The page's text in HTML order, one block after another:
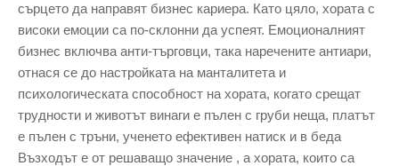
сърцето да направят бизнес кариера. Като цяло, хората с
високи емоции са по-склонни да успеят. Емоционалният
бизнес включва анти-търговци, така наречените антиари,
отнася се до настройката на манталитета и
психологическата способност на хората, когато срещат
трудности и животът винаги е пълен с груби неща, платът
е пълен с тръни, ученето ефективен натиск и в беда
Възходът е от решаващо значение , а хората, които са